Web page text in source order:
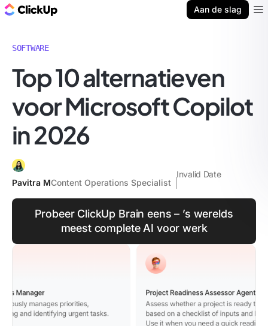
Aan de slag
SOFTWARE
Top 10 alternatieven
voor Microsoft Copilot
in 2026
Pavitra MContent Operations Specialist
Invalid Date
Probeer ClickUp Brain eens – ’s werelds
meest complete AI voor werk